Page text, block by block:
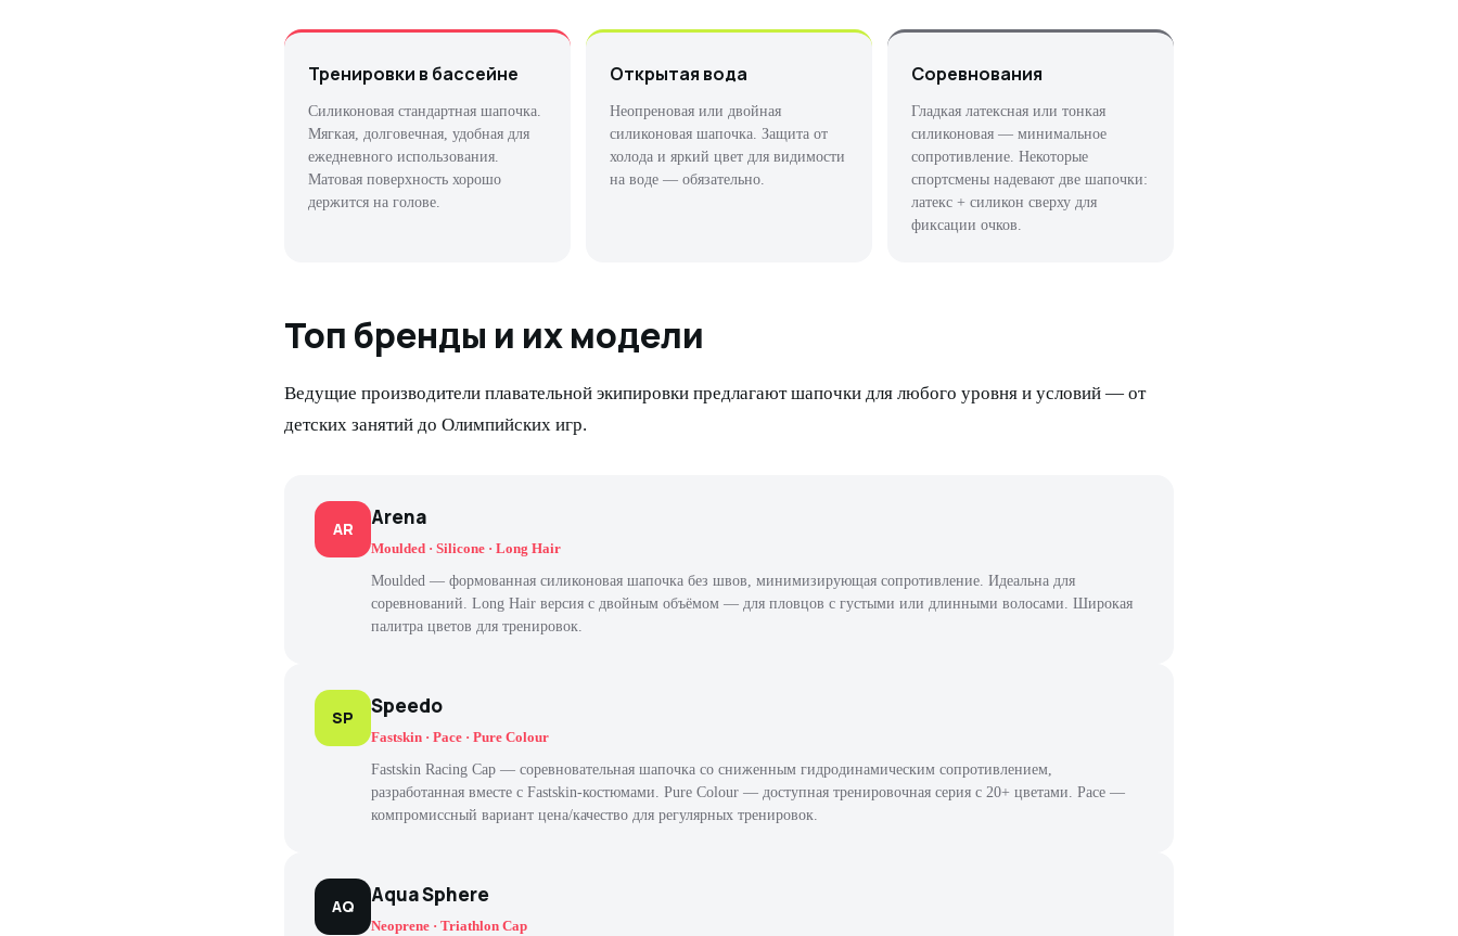
Тренировки в бассейне
Силиконовая стандартная шапочка.
Мягкая, долговечная, удобная для
ежедневного использования.
Матовая поверхность хорошо
держится на голове.
Открытая вода
Неопреновая или двойная
силиконовая шапочка. Защита от
холода и яркий цвет для видимости
на воде — обязательно.
Соревнования
Гладкая латексная или тонкая
силиконовая — минимальное
сопротивление. Некоторые
спортсмены надевают две шапочки:
латекс + силикон сверху для
фиксации очков.
Топ бренды и их модели
Ведущие производители плавательной экипировки предлагают шапочки для любого уровня и условий — от
детских занятий до Олимпийских игр.
AR Arena
Moulded · Silicone · Long Hair
Moulded — формованная силиконовая шапочка без швов, минимизирующая сопротивление. Идеальна для
соревнований. Long Hair версия с двойным объёмом — для пловцов с густыми или длинными волосами. Широкая
палитра цветов для тренировок.
SP Speedo
Fastskin · Pace · Pure Colour
Fastskin Racing Cap — соревновательная шапочка со сниженным гидродинамическим сопротивлением,
разработанная вместе с Fastskin-костюмами. Pure Colour — доступная тренировочная серия с 20+ цветами. Pace —
компромиссный вариант цена/качество для регулярных тренировок.
AQ Aqua Sphere
Neoprene · Triathlon Cap